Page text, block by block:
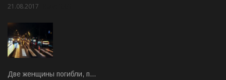
21.08.2017
Две женщины погибли, п…